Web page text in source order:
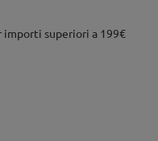
importi superiori a 199€